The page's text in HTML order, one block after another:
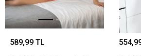
589,99 TL